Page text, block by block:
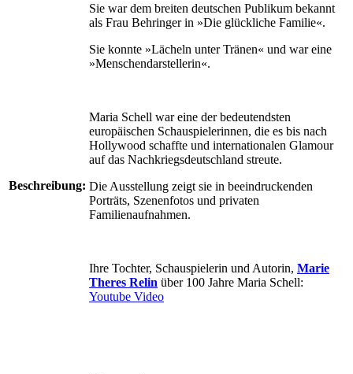
Beschreibung:
Sie war dem breiten deutschen Publikum bekannt
als Frau Behringer in »Die glückliche Familie«.
Sie konnte »Lächeln unter Tränen« und war eine
»Menschendarstellerin«.
Maria Schell war eine der bedeutendsten
europäischen Schauspielerinnen, die es bis nach
Hollywood schaffte und internationalen Glamour
auf das Nachkriegsdeutschland streute.
Die Ausstellung zeigt sie in beeindruckenden
Porträts, Szenenfotos und privaten
Familienaufnahmen.
Ihre Tochter, Schauspielerin und Autorin, Marie
Theres Relin über 100 Jahre Maria Schell:
Youtube Video